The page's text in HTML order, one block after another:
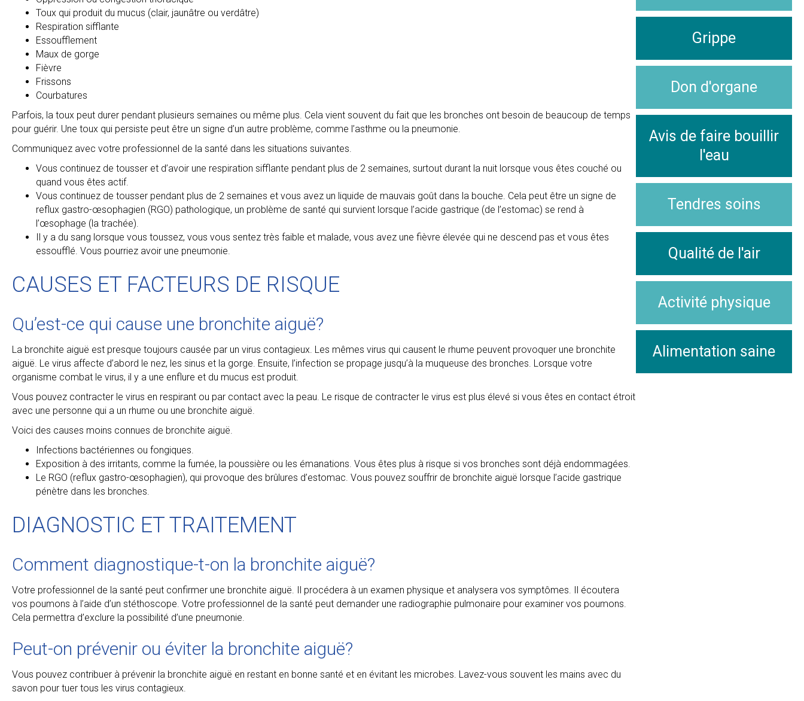
Toux qui produit du mucus (clair, jaunâtre ou verdâtre)
Respiration sifflante
Essoufflement
Maux de gorge
Fièvre
Frissons
Courbatures
Parfois, la toux peut durer pendant plusieurs semaines ou même plus. Cela vient souvent du fait que les bronches ont besoin de beaucoup de temps
pour guérir. Une toux qui persiste peut être un signe d’un autre problème, comme l’asthme ou la pneumonie.
Communiquez avec votre professionnel de la santé dans les situations suivantes.
Vous continuez de tousser et d’avoir une respiration sifflante pendant plus de 2 semaines, surtout durant la nuit lorsque vous êtes couché ou
quand vous êtes actif.
Vous continuez de tousser pendant plus de 2 semaines et vous avez un liquide de mauvais goût dans la bouche. Cela peut être un signe de
reflux gastro-œsophagien (RGO) pathologique, un problème de santé qui survient lorsque l’acide gastrique (de l’estomac) se rend à
l’œsophage (la trachée).
Il y a du sang lorsque vous toussez, vous vous sentez très faible et malade, vous avez une fièvre élevée qui ne descend pas et vous êtes
essoufflé. Vous pourriez avoir une pneumonie.
CAUSES ET FACTEURS DE RISQUE
Qu’est-ce qui cause une bronchite aiguë?
La bronchite aiguë est presque toujours causée par un virus contagieux. Les mêmes virus qui causent le rhume peuvent provoquer une bronchite
aiguë. Le virus affecte d’abord le nez, les sinus et la gorge. Ensuite, l’infection se propage jusqu’à la muqueuse des bronches. Lorsque votre
organisme combat le virus, il y a une enflure et du mucus est produit.
Vous pouvez contracter le virus en respirant ou par contact avec la peau. Le risque de contracter le virus est plus élevé si vous êtes en contact étroit
avec une personne qui a un rhume ou une bronchite aiguë.
Voici des causes moins connues de bronchite aiguë.
Infections bactériennes ou fongiques.
Exposition à des irritants, comme la fumée, la poussière ou les émanations. Vous êtes plus à risque si vos bronches sont déjà endommagées.
Le RGO (reflux gastro-œsophagien), qui provoque des brûlures d’estomac. Vous pouvez souffrir de bronchite aiguë lorsque l’acide gastrique
pénètre dans les bronches.
DIAGNOSTIC ET TRAITEMENT
Comment diagnostique-t-on la bronchite aiguë?
Votre professionnel de la santé peut confirmer une bronchite aiguë. Il procédera à un examen physique et analysera vos symptômes. Il écoutera
vos poumons à l’aide d’un stéthoscope. Votre professionnel de la santé peut demander une radiographie pulmonaire pour examiner vos poumons.
Cela permettra d’exclure la possibilité d’une pneumonie.
Peut-on prévenir ou éviter la bronchite aiguë?
Vous pouvez contribuer à prévenir la bronchite aiguë en restant en bonne santé et en évitant les microbes. Lavez-vous souvent les mains avec du
savon pour tuer tous les virus contagieux.
Grippe
Don d'organe
Avis de faire bouillir
l'eau
Tendres soins
Qualité de l'air
Activité physique
Alimentation saine